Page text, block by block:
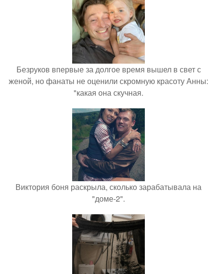
Безруков впервые за долгое время вышел в свет с
женой, но фанаты не оценили скромную красоту Анны:
"какая она скучная.
Виктория боня раскрыла, сколько зарабатывала на
"доме-2".